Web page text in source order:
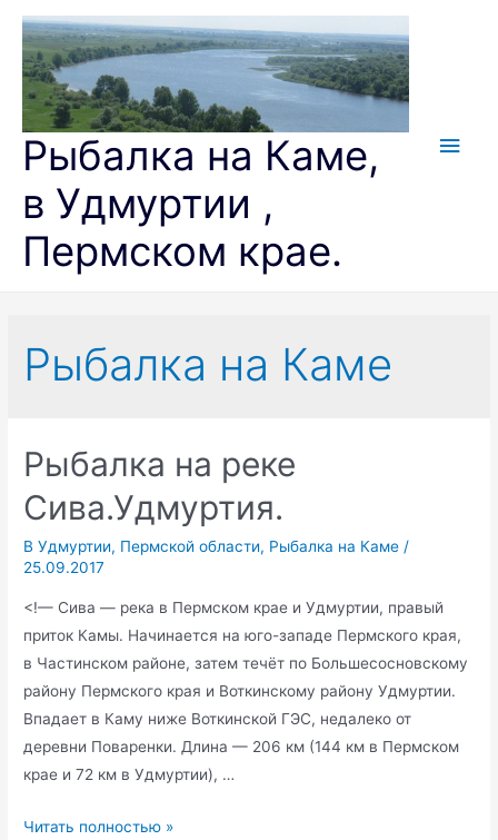
Перейти
содержимому
Рыбалка на Каме,
в Удмуртии ,
Пермском крае.
Рыбалка на Каме
Рыбалка на реке
Сива.Удмуртия.
В Удмуртии, Пермской области, Рыбалка на Каме /
25.09.2017
<!— Сива — река в Пермском крае и Удмуртии, правый
приток Камы. Начинается на юго-западе Пермского края,
в Частинском районе, затем течёт по Большесосновскому
району Пермского края и Воткинскому району Удмуртии.
Впадает в Каму ниже Воткинской ГЭС, недалеко от
деревни Поваренки. Длина — 206 км (144 км в Пермском
крае и 72 км в Удмуртии), …
Рыбалка
Читать полностью »